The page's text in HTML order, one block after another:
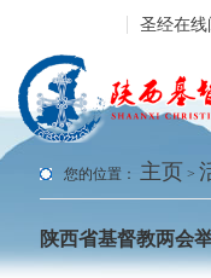
圣经在线
您的位置： 主页 >
陕西省基督教两会